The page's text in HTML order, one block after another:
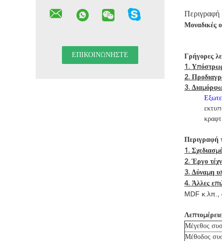
Περιγραφή
Μοναδικές
Γρήγορες
1.
2.
3.
Περιγραφή
1.
2. Έργο
3. Δύναμη
4. Άλλες
MDF κ.λπ. ,
Μέγεθος
Μέθοδος